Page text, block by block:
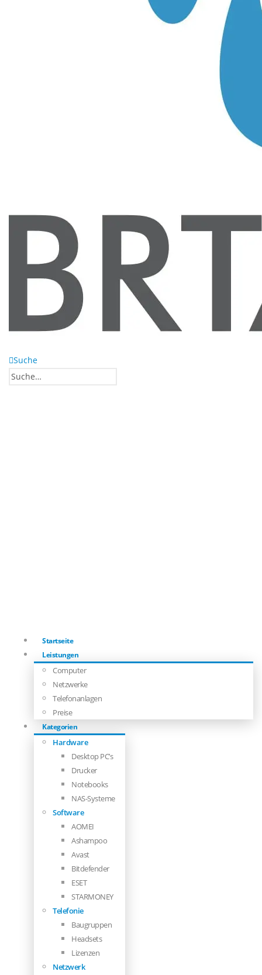
Suche
Startseite
Leistungen
Computer
Netzwerke
Telefonanlagen
Preise
Kategorien
Hardware
Desktop PC’s
Drucker
Notebooks
NAS-Systeme
Software
AOMEI
Ashampoo
Avast
Bitdefender
ESET
STARMONEY
Telefonie
Baugruppen
Headsets
Lizenzen
Netzwerk